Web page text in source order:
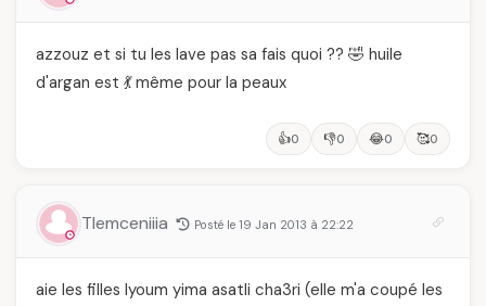
azzouz et si tu les lave pas sa fais quoi ?? 🤣 huile
d'argan est 💃 même pour la peaux
👍0 👎0 😂0 🥰0
Tlemceniiia Posté le 19 Jan 2013 à 22:22
aie les filles lyoum yima asatli cha3ri (elle m'a coupé les